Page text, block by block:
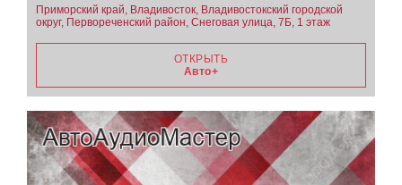
Приморский край, Владивосток, Владивостокский городской
округ, Первореченский район, Снеговая улица, 7Б, 1 этаж
ОТКРЫТЬ
Авто+